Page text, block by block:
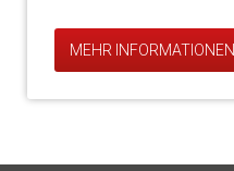
MEHR INFORMATIONEN